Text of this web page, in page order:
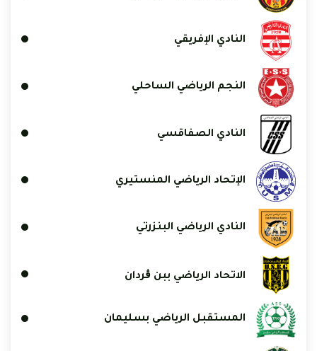
النادي الإفريقي
النجم الرياضي الساحلي
النادي الصفاقسي
الإتحاد الرياضي المنستيري
النادي الرياضي البنزرتي
الاتحاد الرياضي ببن ڨردان
المستقبل الرياضي بسليمان